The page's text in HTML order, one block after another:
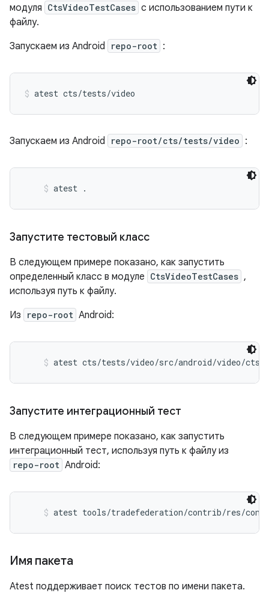
модуля CtsVideoTestCases с использованием пути к
файлу.
Запускаем из Android
repo-root :
atest cts/tests/video
Запускаем из Android repo-root/cts/tests/video :
atest .
Запустите тестовый класс
В следующем примере показано, как запустить
определенный класс в модуле CtsVideoTestCases ,
используя путь к файлу.
Из
repo-root Android:
atest cts/tests/video/src/android/video/cts/
Запустите интеграционный тест
В следующем примере показано, как запустить
интеграционный тест, используя путь к файлу из
repo-root Android:
atest tools/tradefederation/contrib/res/
Имя пакета
Atest поддерживает поиск тестов по имени пакета.